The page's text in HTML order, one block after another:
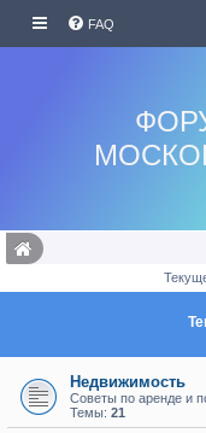
FAQ
Недвижимость
Советы по аренде и
Темы: 21